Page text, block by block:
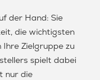
der Hand: Sie
die wichtigsten
Zielgruppe zu
spielt dabei
nur die